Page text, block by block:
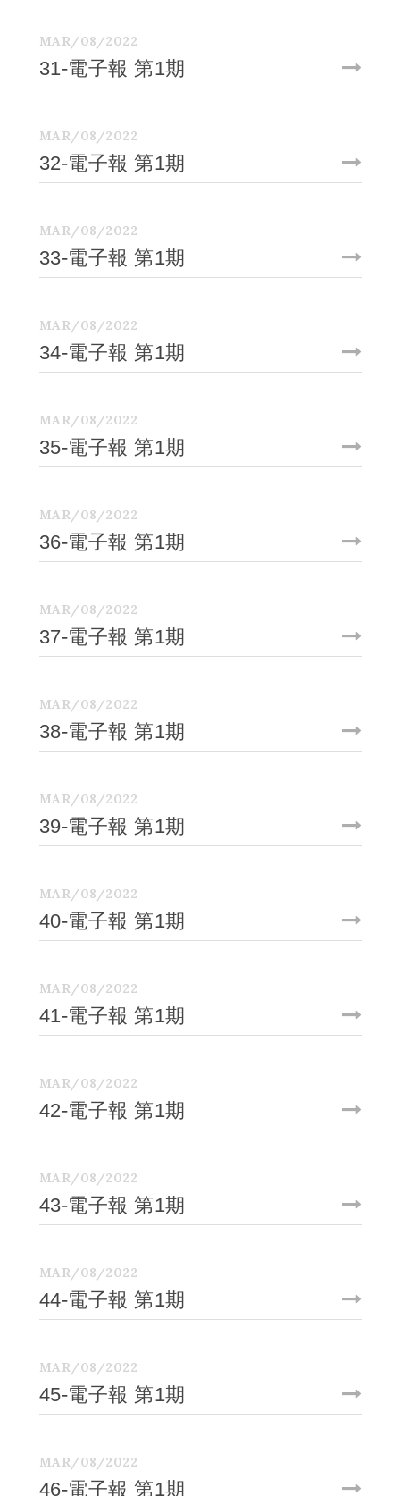
MAR/08/2022
31-電子報 第1期
MAR/08/2022
32-電子報 第1期
MAR/08/2022
33-電子報 第1期
MAR/08/2022
34-電子報 第1期
MAR/08/2022
35-電子報 第1期
MAR/08/2022
36-電子報 第1期
MAR/08/2022
37-電子報 第1期
MAR/08/2022
38-電子報 第1期
MAR/08/2022
39-電子報 第1期
MAR/08/2022
40-電子報 第1期
MAR/08/2022
41-電子報 第1期
MAR/08/2022
42-電子報 第1期
MAR/08/2022
43-電子報 第1期
MAR/08/2022
44-電子報 第1期
MAR/08/2022
45-電子報 第1期
MAR/08/2022
46-電子報 第1期